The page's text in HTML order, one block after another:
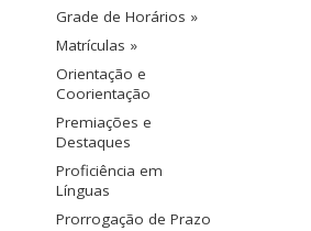
Grade de Horários »
Matrículas »
Orientação e
Coorientação
Premiações e
Destaques
Proficiência em
Línguas
Prorrogação de Prazo